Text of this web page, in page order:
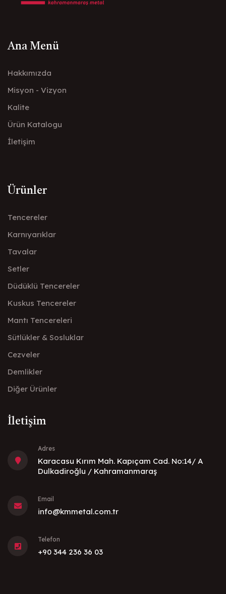
Ana Menü
Hakkımızda
Misyon - Vizyon
Kalite
Ürün Katalogu
İletişim
Ürünler
Tencereler
Karnıyarıklar
Tavalar
Setler
Düdüklü Tencereler
Kuskus Tencereler
Mantı Tencereleri
Sütlükler & Sosluklar
Cezveler
Demlikler
Diğer Ürünler
İletişim
Adres
Karacasu Kırım Mah. Kapıçam Cad. No:14/ A
Dulkadiroğlu / Kahramanmaraş
Email
info@kmmetal.com.tr
Telefon
+90 344 236 36 03